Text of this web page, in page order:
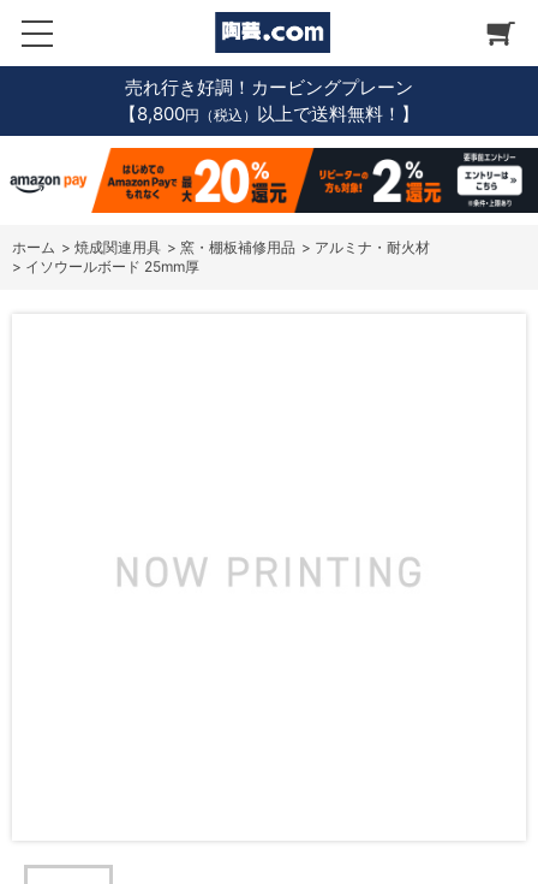
売れ行き好調！カービングプレーン
【8,800円（税込） 以上で送料無料！】
ホーム > 焼成関連用具 > 窯・棚板補修用品 > アルミナ・耐火材
> イソウールボード 25mm厚